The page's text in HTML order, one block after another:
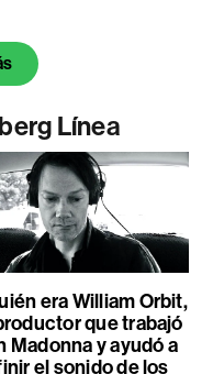
Línea
era William Orbit,
que trabajó
Madonna y ayudó a
el sonido de los